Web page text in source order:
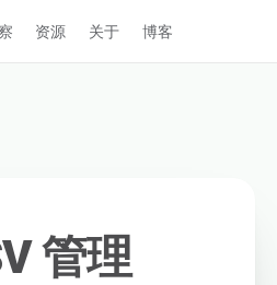
资源 关于 博客
管理